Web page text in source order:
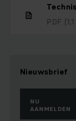
PDF
Nieuwsbrief
NU
AANMELDEN